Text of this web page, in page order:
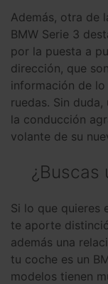
Además, otra de
BMW Serie 3
por la puesta a
dirección, que
información de
ruedas. Sin
la conducción
volante de su
¿Buscas
Si lo que quieres
te aporte
además una
tu coche es un
modelos tienen